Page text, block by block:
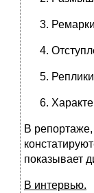
В репортаже,
показывает
В интервью.